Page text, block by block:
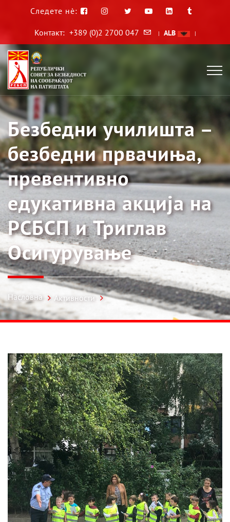
Следете нè:
Контакт: +389 (0)2 2700 047 | ALB |
Безбедни училишта –
безбедни првачиња,
превентивно
едукативна акција на
РСБСП и Триглав
Осигурување
Насловна Активности